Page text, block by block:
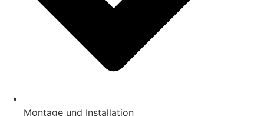
Montage und Installation